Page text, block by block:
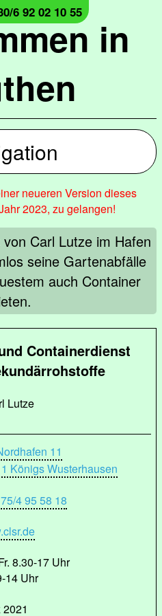
in
6 92 02 10 55
neueren Version dieses
2023, zu gelangen!
Carl Lutze im Hafen
seine Gartenabfälle
auch Container
Containerdienst
Lutze
11
Königs Wusterhausen
4 95 58 18
8.30-17 Uhr
14 Uhr
2021